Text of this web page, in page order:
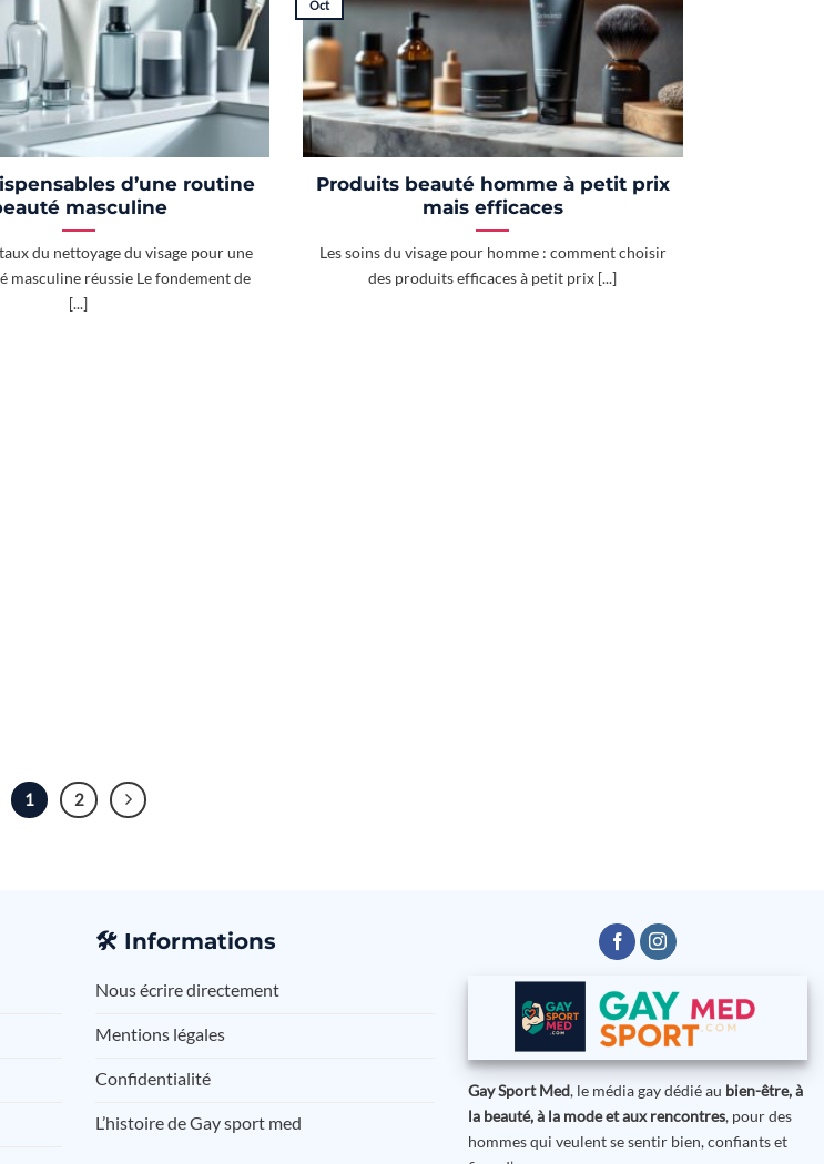
d’une routine
masculine
du nettoyage du visage pour une
masculine réussie Le fondement de
[...]
Produits beauté homme à petit prix
mais efficaces
Les soins du visage pour homme : comment choisir
des produits efficaces à petit prix [...]
Oct
1 2
🛠️ Informations
Nous écrire directement
Mentions légales
Confidentialité
L’histoire de Gay sport med
Gay Sport Med, le média gay dédié au bien-être, à
la beauté, à la mode et aux rencontres, pour des
hommes qui veulent se sentir bien, confiants et